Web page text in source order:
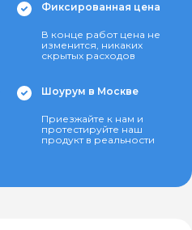
Фиксированная цена
В конце работ цена не
изменится, никаких
скрытых расходов
Шоурум в Москве
Приезжайте к нам и
протестируйте наш
продукт в реальности